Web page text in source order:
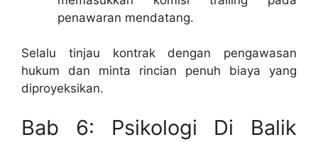
penawaran mendatang.
Selalu tinjau kontrak dengan pengawasan
hukum dan minta rincian penuh biaya yang
diproyeksikan.
Bab 6: Psikologi Di Balik